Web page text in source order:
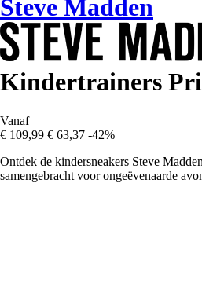
Steve Madden
Kindertrainers
Vanaf
€ 109,99 € 63,37 -42%
Ontdek de kindersneakers Steve
samengebracht voor ongeëvenaarde